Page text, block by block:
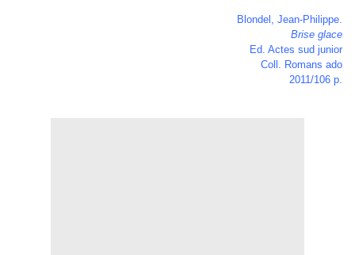
Blondel, Jean-Philippe.
Brise glace
Ed. Actes sud junior
Coll. Romans ado
2011/106 p.